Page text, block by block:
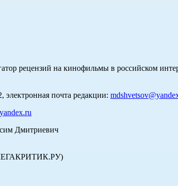
рецензий на кинофильмы в российском
электронная почта редакции:
Дмитриевич